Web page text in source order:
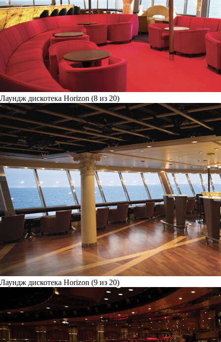
Лаундж дискотека Horizon (8 из 20)
Лаундж дискотека Horizon (9 из 20)